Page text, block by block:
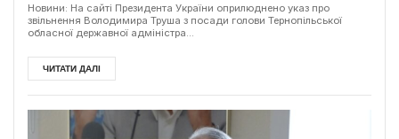
Новини: На сайті Президента України оприлюднено указ про
звільнення Володимира Труша з посади голови Тернопільської
обласної державної адміністра...
ЧИТАТИ ДАЛІ